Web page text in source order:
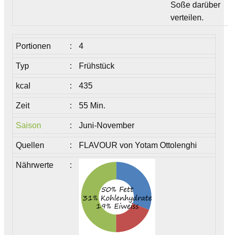
Soße darüber
verteilen.
Portionen : 4
Typ : Frühstück
kcal : 435
Zeit : 55 Min.
Saison : Juni-November
Quellen : FLAVOUR von Yotam Ottolenghi
Nährwerte :